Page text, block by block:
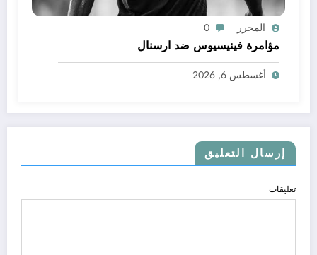
المحرر 0
مؤامرة فينيسيوس ضد ارسنال
أغسطس 6, 2026
إرسال التعليق
تعليقات